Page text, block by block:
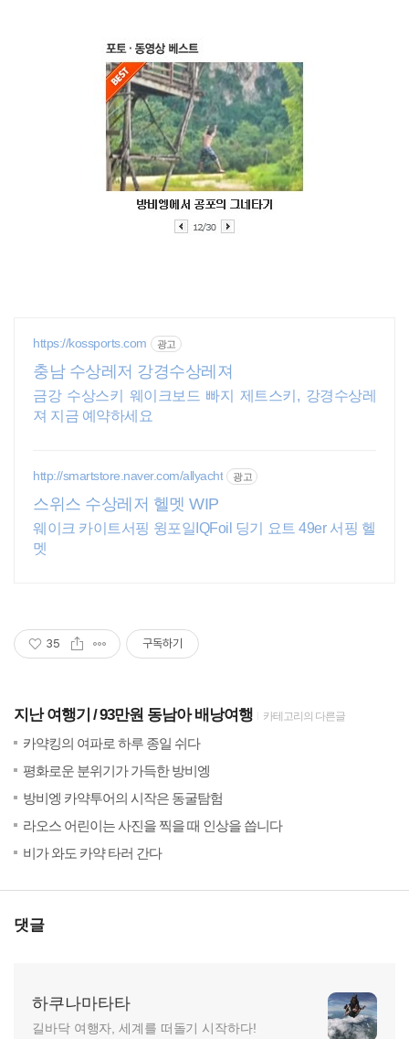
https://kossports.com 광고
충남 수상레저 강경수상레져
금강 수상스키 웨이크보드 빠지 제트스키, 강경수상레
져 지금 예약하세요
http://smartstore.naver.com/allyacht 광고
스위스 수상레저 헬멧 WIP
웨이크 카이트서핑 윙포일IQFoil 딩기 요트 49er 서핑 헬
멧
35 구독하기
지난 여행기 93만원 동남아 배낭여행 카테고리의 다른글
카약킹의 여파로 하루 종일 쉬다
평화로운 분위기가 가득한 방비엥
방비엥 카약투어의 시작은 동굴탐험
라오스 어린이는 사진을 찍을 때 인상을 씁니다
비가 와도 카약 타러 간다
댓글
하쿠나마타타
길바닥 여행자, 세계를 떠돌기 시작하다!